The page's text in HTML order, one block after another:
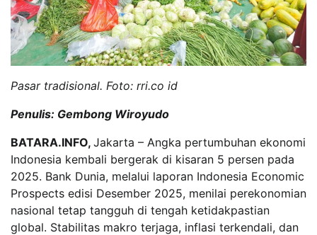
Pasar tradisional. Foto: rri.co id
Penulis: Gembong Wiroyudo
BATARA.INFO, Jakarta – Angka pertumbuhan ekonomi
Indonesia kembali bergerak di kisaran 5 persen pada
2025. Bank Dunia, melalui laporan Indonesia Economic
Prospects edisi Desember 2025, menilai perekonomian
nasional tetap tangguh di tengah ketidakpastian
global. Stabilitas makro terjaga, inflasi terkendali, dan